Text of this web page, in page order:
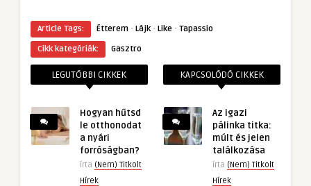
Article Tags: Étterem · Lájk· Like · Tapassio
Cikk kategóriák:
Gasztro
LEGUTÓBBI CIKKEK
Hogyan hűtsd
le otthonodat
a nyári
forróságban?
írta (Nem) Titkolt
Hírek
KAPCSOLÓDÓ CIKKEK
Az igazi
pálinka titka:
múlt és jelen
találkozása
írta (Nem) Titkolt
Hírek